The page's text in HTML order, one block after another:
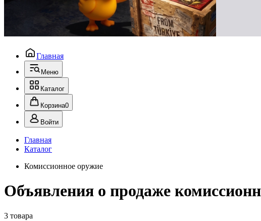
Главная
Меню
Каталог
Корзина0
Войти
Главная
Каталог
Комиссионное оружие
Объявления о продаже
3 товара